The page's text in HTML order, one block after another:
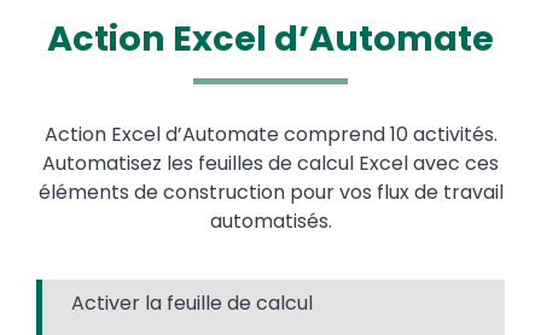
Action Excel d’Automate
Action Excel d’Automate comprend 10 activités.
Automatisez les feuilles de calcul Excel avec ces
éléments de construction pour vos flux de travail
automatisés.
Activer la feuille de calcul